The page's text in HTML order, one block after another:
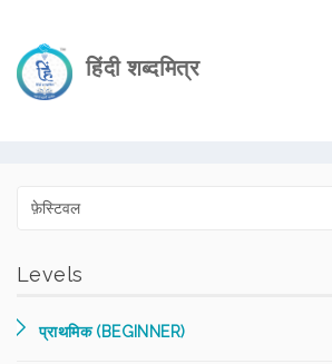
हिंदी शब्दमित्र
Levels
प्राथमिक (BEGINNER)